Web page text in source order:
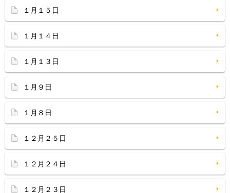
１月１５日
１月１４日
１月１３日
１月９日
１月８日
１２月２５日
１２月２４日
１２月２３日